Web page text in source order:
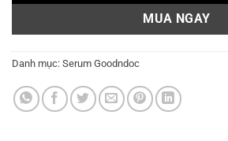
MUA NGAY
Danh mục: Serum Goodndoc